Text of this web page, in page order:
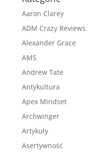
Aaron Clarey
ADM Crazy Reviews
Alexander Grace
AMS
Andrew Tate
Antykultura
Apex Mindset
Archwinger
Artykuły
Asertywność